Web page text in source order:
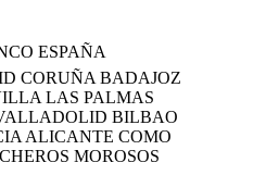
ESPAÑA
CORUÑA BADAJOZ
LAS PALMAS
BILBAO
ALICANTE COMO
MOROSOS